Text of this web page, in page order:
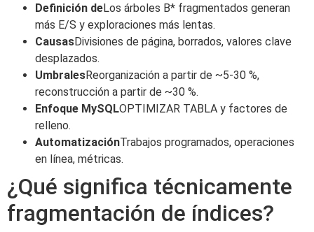
Definición deLos árboles B* fragmentados generan
más E/S y exploraciones más lentas.
CausasDivisiones de página, borrados, valores clave
desplazados.
UmbralesReorganización a partir de ~5-30 %,
reconstrucción a partir de ~30 %.
Enfoque MySQLOPTIMIZAR TABLA y factores de
relleno.
AutomatizaciónTrabajos programados, operaciones
en línea, métricas.
¿Qué significa técnicamente
fragmentación de índices?